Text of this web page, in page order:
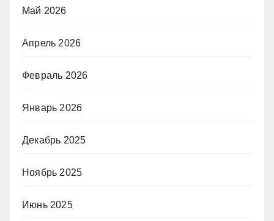
Май 2026
Апрель 2026
Февраль 2026
Январь 2026
Декабрь 2025
Ноябрь 2025
Июнь 2025